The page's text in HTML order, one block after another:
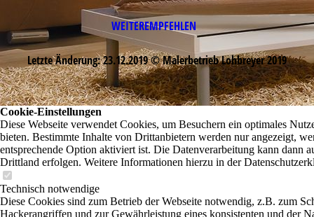
WEITEREMPFEHLEN
Letzte Änderung: 23.12.2019 © Malerbetrieb Lohbreyer 2019
Cookie-Einstellungen
Diese Webseite verwendet Cookies, um Besuchern ein optimales
bieten. Bestimmte Inhalte von Drittanbietern werden nur angezeigt,
entsprechende Option aktiviert ist. Die Datenverarbeitung kann dann
Drittland erfolgen. Weitere Informationen hierzu in der
Technisch notwendige
Diese Cookies sind zum Betrieb der Webseite notwendig, z.B. zum
Hackerangriffen und zur Gewährleistung eines konsistenten und der